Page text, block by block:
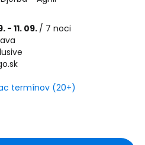
- 11. 09. / 7 noci
termínov (20+)